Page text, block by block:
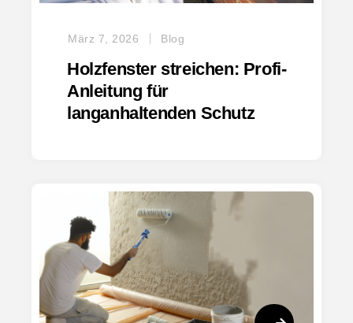
März 7, 2026 Blog
Holzfenster streichen: Profi-
Anleitung für
langanhaltenden Schutz